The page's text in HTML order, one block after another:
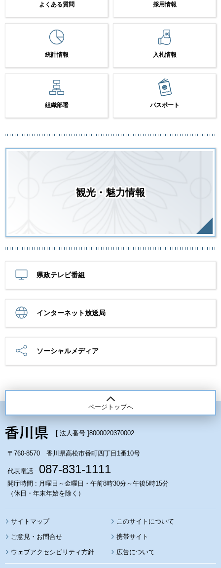
よくある質問 採用情報
統計情報 入札情報
組織部署 パスポート
観光・魅力情報
県政テレビ番組
インターネット放送局
ソーシャルメディア
ページトップへ
[ 法人番号 ]8000020370002
〒760-8570 香川県高松市番町四丁目1番10号
代表電話 : 087-831-1111
開庁時間 : 月曜日～金曜日・午前8時30分～午後5時15分
（休日・年末年始を除く）
サイトマップ このサイトについて
携帯サイト
ウェブアクセシビリティ方針 広告について